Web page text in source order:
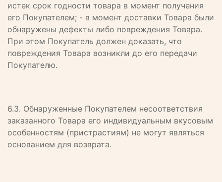
истек срок годности товара в момент получения
его Покупателем; - в момент доставки Товара были
обнаружены дефекты либо повреждения Товара.
При этом Покупатель должен доказать, что
повреждения Товара возникли до его передачи
Покупателю.
6.3. Обнаруженные Покупателем несоответствия
заказанного Товара его индивидуальным вкусовым
особенностям (пристрастиям) не могут являться
основанием для возврата.